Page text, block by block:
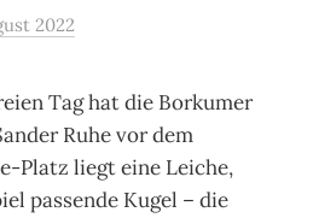
2022
Tag hat die Borkumer
Ruhe vor dem
Platz liegt eine Leiche,
passende Kugel – die